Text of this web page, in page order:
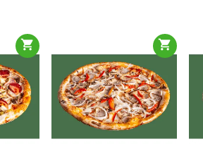
shopping_cart shopping_cart